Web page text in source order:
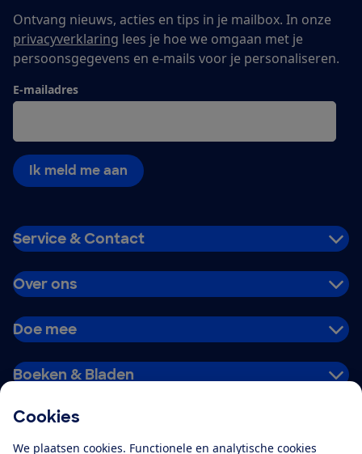
Cookies
We plaatsen cookies. Functionele en analytische cookies
Ontvang nieuws, acties en tips in je mailbox. In onze
privacyverklaring lees je hoe we omgaan met je
persoonsgegevens en e-mails voor je personaliseren.
E-mailadres
Ik meld me aan
Service & Contact
Over ons
Doe mee
Boeken & Bladen